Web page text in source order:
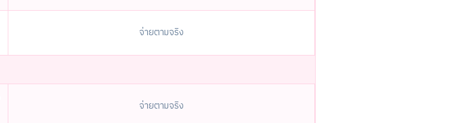
จ่ายตามจริง
จ่ายตามจริง